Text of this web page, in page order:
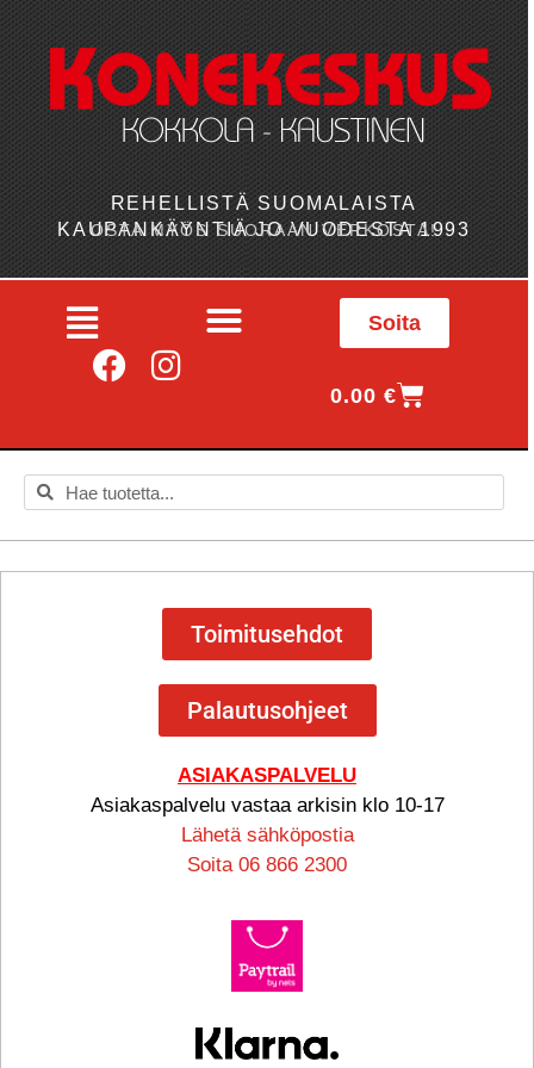
REHELLISTÄ SUOMALAISTA
KAUPANKÄYNTIÄ JO VUODESTA 1993
OSTA MYÖS SUORAAN VERKOSTA!
Soita
0.00€
Toimitusehdot
Palautusohjeet
ASIAKASPALVELU
Asiakaspalvelu vastaa arkisin klo 10-17
Lähetä sähköpostia
Soita 06 866 2300